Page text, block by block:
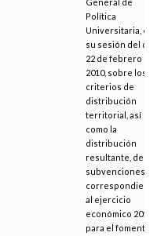
General de
Política
Universitaria, en
su sesión del día
22 de febrero de
2010, sobre los
criterios de
distribución
territorial, así
como la
distribución
resultante, de las
subvenciones
correspondientes
al ejercicio
económico 2010,
para el fomento